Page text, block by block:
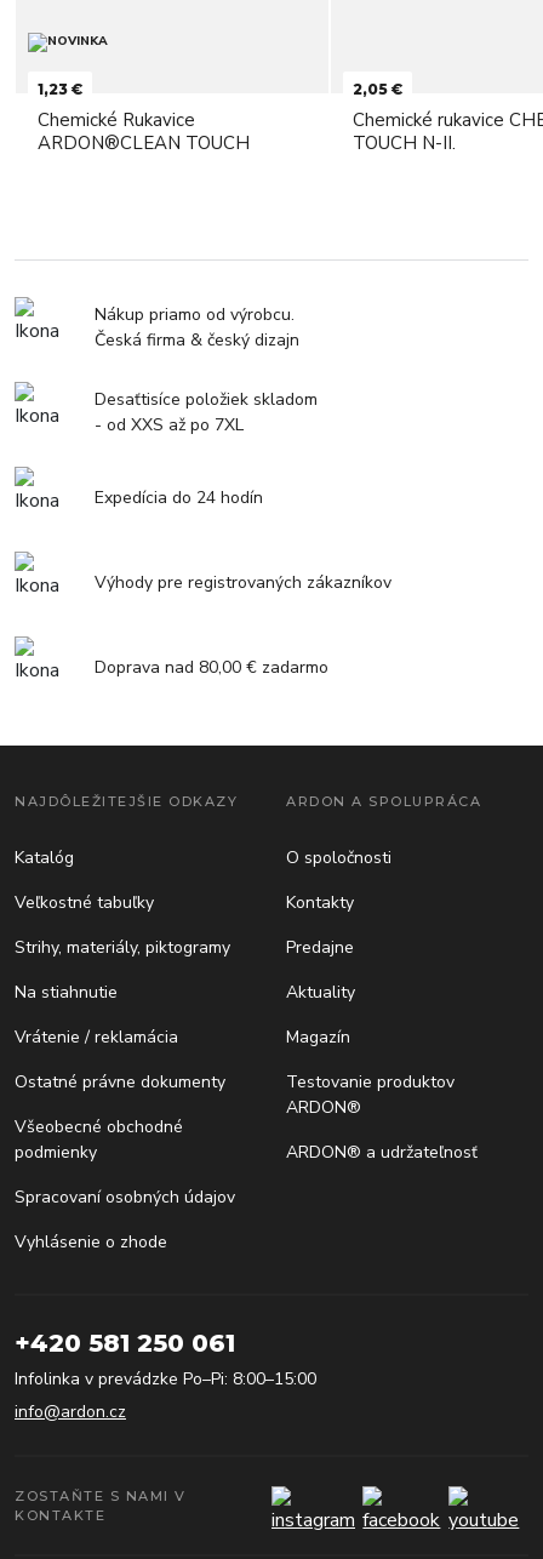
1,23 €
Chemické Rukavice
ARDON®CLEAN TOUCH
2,05 €
Chemické rukavice
TOUCH N-II.
Nákup priamo od výrobcu.
Česká firma & český dizajn
Desaťtisíce položiek skladom
- od XXS až po 7XL
Expedícia do 24 hodín
Výhody pre registrovaných zákazníkov
Doprava nad 80,00 € zadarmo
NAJDÔLEŽITEJŠIE ODKAZY
Katalóg
Veľkostné tabuľky
Strihy, materiály, piktogramy
Na stiahnutie
Vrátenie / reklamácia
Ostatné právne dokumenty
Všeobecné obchodné
podmienky
Spracovaní osobných údajov
Vyhlásenie o zhode
ARDON A SPOLUPRÁCA
O spoločnosti
Kontakty
Predajne
Aktuality
Magazín
Testovanie produktov
ARDON®
ARDON® a udržateľnosť
+420 581 250 061
Infolinka v prevádzke Po–Pi: 8:00–15:00
info@ardon.cz
ZOSTAŇTE S NAMI V
KONTAKTE